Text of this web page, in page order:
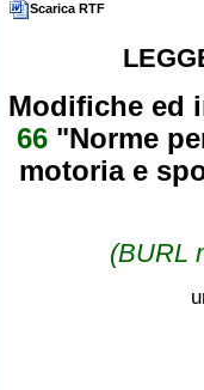
Scarica RTF
Modifiche ed
66"Norme
motoria e
(BURL